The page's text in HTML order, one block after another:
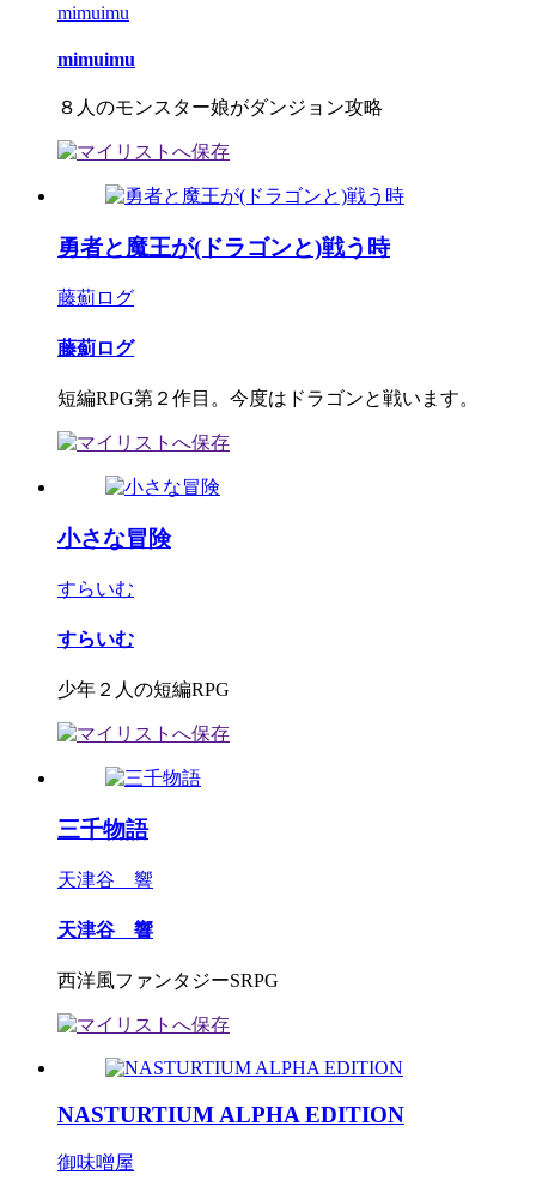
mimuimu
mimuimu
８人のモンスター娘がダンジョン攻略
勇者と魔王が(ドラゴンと)戦う時
藤薊ログ
藤薊ログ
短編RPG第２作目。今度はドラゴンと戦います。
小さな冒険
すらいむ
すらいむ
少年２人の短編RPG
三千物語
天津谷 響
天津谷 響
西洋風ファンタジーSRPG
NASTURTIUM ALPHA EDITION
御味噌屋